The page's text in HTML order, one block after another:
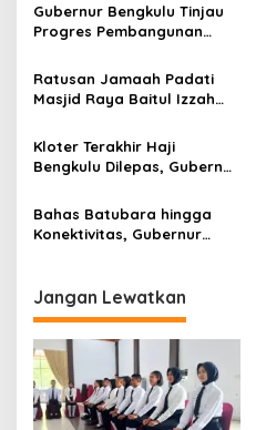
Gubernur Bengkulu Tinjau
Progres Pembangunan
Capai 96,91 Persen
Ratusan Jamaah Padati
Masjid Raya Baitul Izzah
Baru Islam 1448 Hijriah
Kloter Terakhir Haji
Bengkulu Dilepas, Gubernur
dan Doakan Daerah
Bahas Batubara hingga
Konektivitas, Gubernur
Jangan Lewatkan